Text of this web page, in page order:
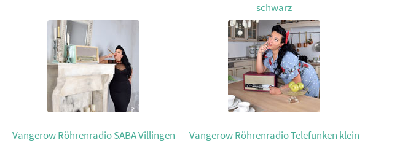
schwarz
Vangerow Röhrenradio SABA Villingen
Vangerow Röhrenradio Telefunken klein